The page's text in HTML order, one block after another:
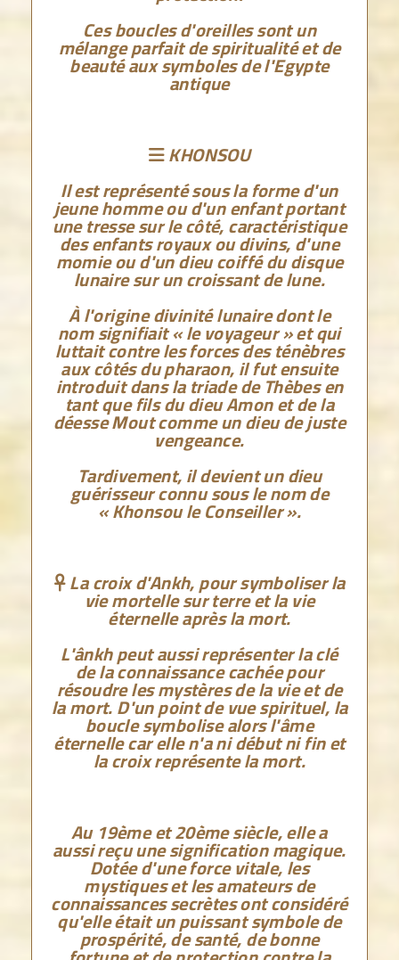
Ces boucles d'oreilles sont un
mélange parfait de spiritualité et de
beauté aux symboles de l'Egypte
antique
 KHONSOU
Il est représenté sous la forme d'un
jeune homme ou d'un enfant portant
une tresse sur le côté, caractéristique
des enfants royaux ou divins, d'une
momie ou d'un dieu coiffé du disque
lunaire sur un croissant de lune.
À l'origine divinité lunaire dont le
nom signifiait « le voyageur » et qui
luttait contre les forces des ténèbres
aux côtés du pharaon, il fut ensuite
introduit dans la triade de Thèbes en
tant que fils du dieu Amon et de la
déesse Mout comme un dieu de juste
vengeance.
Tardivement, il devient un dieu
guérisseur connu sous le nom de
« Khonsou le Conseiller ».
 La croix d'Ankh, pour symboliser la
vie mortelle sur terre et la vie
éternelle après la mort.
L'ânkh peut aussi représenter la clé
de la connaissance cachée pour
résoudre les mystères de la vie et de
la mort. D'un point de vue spirituel, la
boucle symbolise alors l'âme
éternelle car elle n'a ni début ni fin et
la croix représente la mort.
Au 19ème et 20ème siècle, elle a
aussi reçu une signification magique.
Dotée d'une force vitale, les
mystiques et les amateurs de
connaissances secrètes ont considéré
qu'elle était un puissant symbole de
prospérité, de santé, de bonne